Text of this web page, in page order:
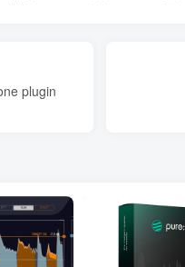
plugin